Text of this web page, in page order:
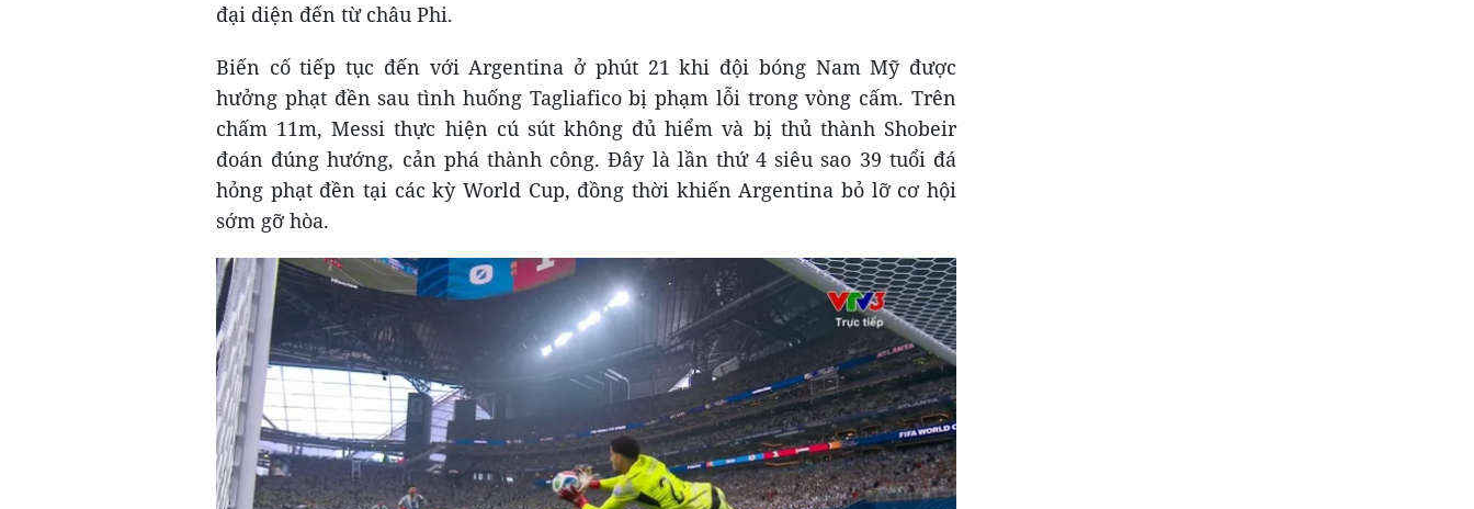
đại diện đến từ châu Phi.
Biến cố tiếp tục đến với Argentina ở phút 21 khi đội bóng Nam Mỹ được
hưởng phạt đền sau tình huống Tagliafico bị phạm lỗi trong vòng cấm. Trên
chấm 11m, Messi thực hiện cú sút không đủ hiểm và bị thủ thành Shobeir
đoán đúng hướng, cản phá thành công. Đây là lần thứ 4 siêu sao 39 tuổi đá
hỏng phạt đền tại các kỳ World Cup, đồng thời khiến Argentina bỏ lỡ cơ hội
sớm gỡ hòa.